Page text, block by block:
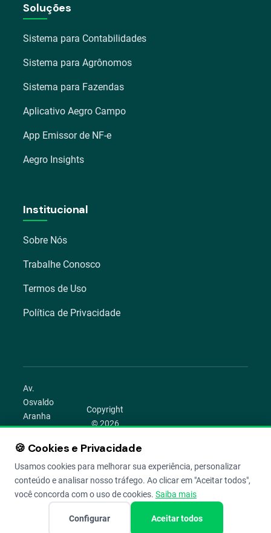
Soluções
Sistema para Contabilidades
Sistema para Agrônomos
Sistema para Fazendas
Aplicativo Aegro Campo
App Emissor de NF-e
Aegro Insights
Institucional
Sobre Nós
Trabalhe Conosco
Termos de Uso
Política de Privacidade
Av.
Osvaldo
Aranha
1022 –
Bom
Porto
Alegre –
RS
Copyright
© 2026
Todos os
direitos
reservados.
🍪 Cookies e Privacidade
Usamos cookies para melhorar sua experiência, personalizar
conteúdo e analisar nosso tráfego. Ao clicar em "Aceitar todos",
você concorda com o uso de cookies. Saiba mais
Configurar Aceitar todos